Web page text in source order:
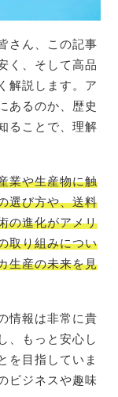
さん、この記事
く、そして高品
解説します。ア
あるのか、歴史
ることで、理解
業や生産物に触
選び方や、送料
の進化がアメリ
取り組みについ
生産の未来を見
情報は非常に貴
、もっと安心し
を目指していま
ビジネスや趣味